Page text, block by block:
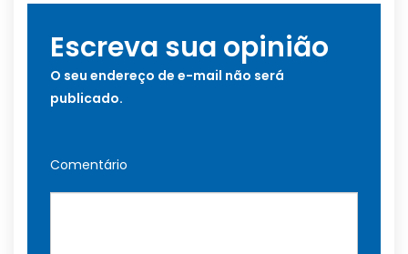
Escreva sua opinião
O seu endereço de e-mail não será
publicado.
Comentário